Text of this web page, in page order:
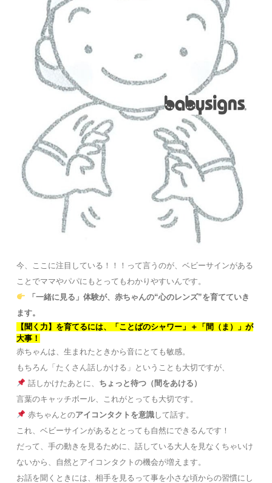
今、ここに注目している！！！って言うのが、ベビーサインがある
ことでママやパパにもとってもわかりやすいんです。
「一緒に見る」体験が、赤ちゃんの“心のレンズ”を育てていき
ます。
【聞く力】を育てるには、「ことばのシャワー」＋「間（ま）」が
大事！
赤ちゃんは、生まれたときから音にとても敏感。
もちろん「たくさん話しかける」ということも大切ですが、
話しかけたあとに、 ちょっと待つ（間をあける）
言葉のキャッチボール、これがとっても大切です。
赤ちゃんとのアイコンタクトを意識して話す。
これ、ベビーサインがあるととっても自然にできるんです！
だって、手の動きを見るために、話している大人を見なくちゃいけ
ないから、自然とアイコンタクトの機会が増えます。
お話を聞くときには、相手を見るって事を小さな頃からの習慣にし